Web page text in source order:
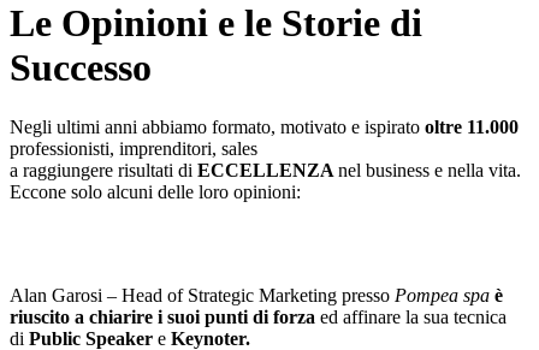
Le Opinioni e le Storie di
Successo
Negli ultimi anni abbiamo formato, motivato e ispirato oltre 11.000
professionisti, imprenditori, sales
a raggiungere risultati di ECCELLENZA nel business e nella vita.
Eccone solo alcuni delle loro opinioni:
Alan Garosi – Head of Strategic Marketing presso Pompea spa è
riuscito a chiarire i suoi punti di forza ed affinare la sua tecnica
di Public Speaker e Keynoter.